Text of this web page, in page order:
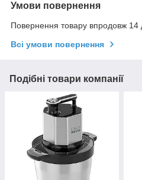
Умови повернення
Повернення товару впродовж 14
Всі умови повернення
Подібні товари компанії